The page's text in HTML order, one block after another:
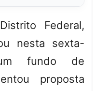
Federal,
nesta sexta-
fundo de
proposta